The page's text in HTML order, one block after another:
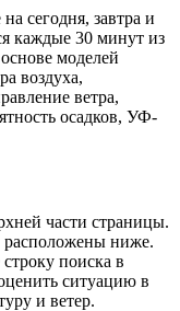
сегодня, завтра и
каждые 30 минут из
моделей
воздуха,
ветра,
осадков, УФ-
части страницы.
расположены ниже.
поиска в
ситуацию в
и ветер.